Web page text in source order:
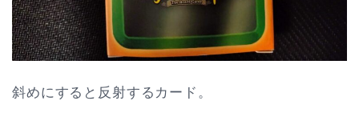
斜めにすると反射するカード。